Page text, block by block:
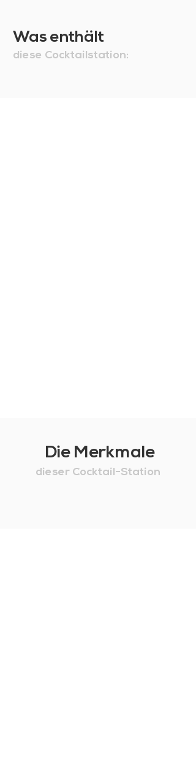
Was enthält
diese Cocktailstation:
Die Merkmale
dieser Cocktail-Station